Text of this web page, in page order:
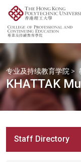
专业及持续教育学院 >
KHATTAK
Staff Directory